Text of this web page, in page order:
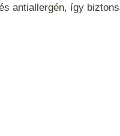
antiallergén, így